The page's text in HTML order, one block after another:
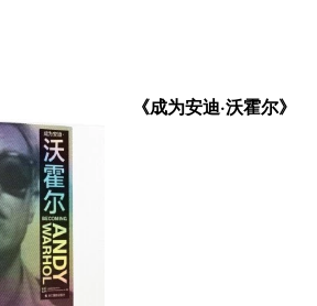
《成为安迪·沃霍尔》